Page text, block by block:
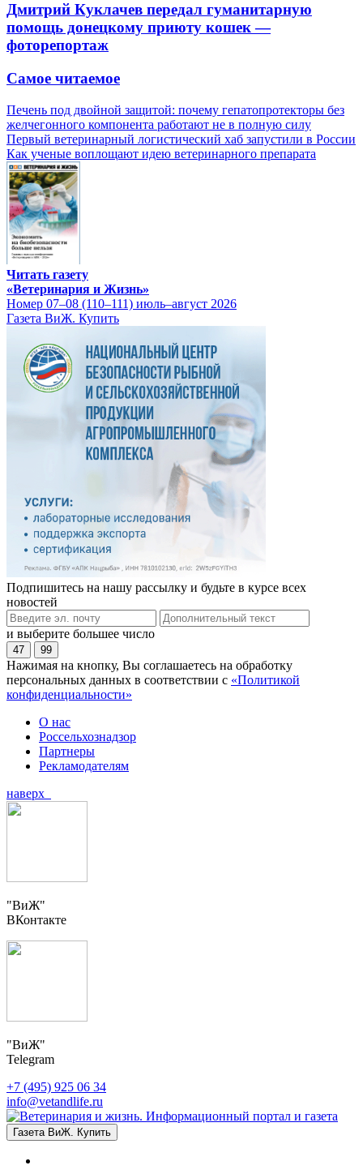
Дмитрий Куклачев передал гуманитарную
помощь донецкому приюту кошек —
фоторепортаж
Самое читаемое
Печень под двойной защитой: почему гепатопротекторы без
желчегонного компонента работают не в полную силу
Первый ветеринарный логистический хаб запустили в России
Как ученые воплощают идею ветеринарного препарата
Читать газету
«Ветеринария и Жизнь»
Номер 07–08 (110–111) июль–август 2026
Газета ВиЖ. Купить
Подпишитесь на нашу рассылку и будьте в курсе всех
новостей
и выберите большее число
47 99
Нажимая на кнопку, Вы соглашаетесь на обработку
персональных данных в соответствии с «Политикой
конфиденциальности»
О нас
Россельхознадзор
Партнеры
Рекламодателям
наверх
"ВиЖ"
ВКонтакте
"ВиЖ"
Telegram
+7 (495) 925 06 34
info@vetandlife.ru
Газета ВиЖ. Купить